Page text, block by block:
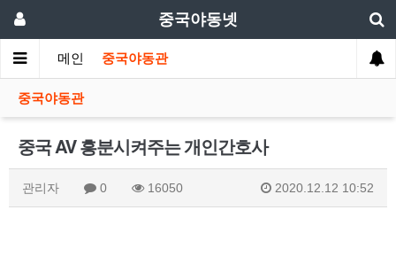
중국야동넷
메인 중국야동관
중국야동관
중국 AV 흥분시켜주는 개인간호사
관리자 0 16050 2020.12.12 10:52